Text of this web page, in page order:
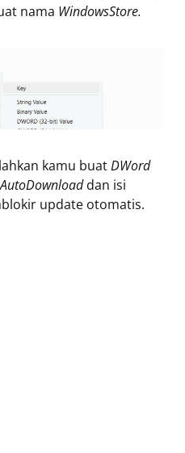
nama WindowsStore.
kamu buatDWord
AutoDownloaddan isi
update otomatis.